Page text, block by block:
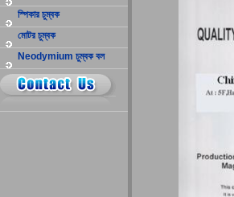
স্পিকার চুম্বক
মোটর চুম্বক
Neodymium চুম্বক বল